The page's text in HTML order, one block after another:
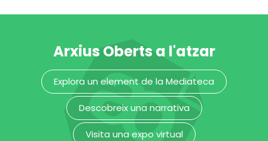
MUHBA - Museu d'Història de Barcelona MUHBA - Museu d'Història de Barcelona
Arxius Oberts a l'atzar
Explora un element de la Mediateca
Descobreix una narrativa
Visita una expo virtual